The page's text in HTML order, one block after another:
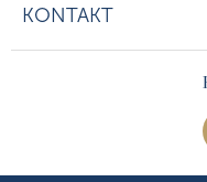
KONTAKT